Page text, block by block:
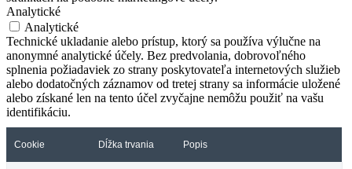
Analytické
Analytické
Technické ukladanie alebo prístup, ktorý sa používa výlučne na
anonymné analytické účely. Bez predvolania, dobrovoľného
splnenia požiadaviek zo strany poskytovateľa internetových služieb
alebo dodatočných záznamov od tretej strany sa informácie uložené
alebo získané len na tento účel zvyčajne nemôžu použiť na vašu
identifikáciu.
Cookie Dĺžka trvania Popis